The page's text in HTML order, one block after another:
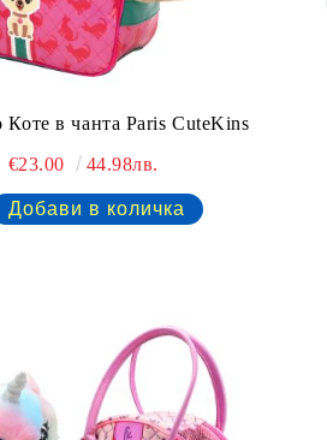
в чанта Paris CuteKins
€23.00 44.98лв.